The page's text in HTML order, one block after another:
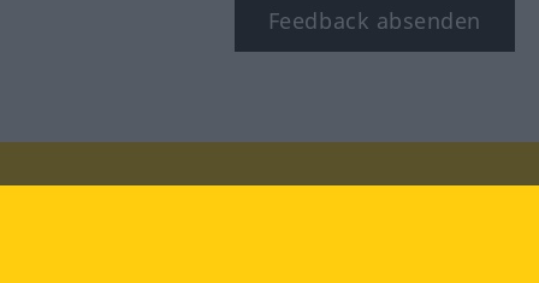
Feedback absenden